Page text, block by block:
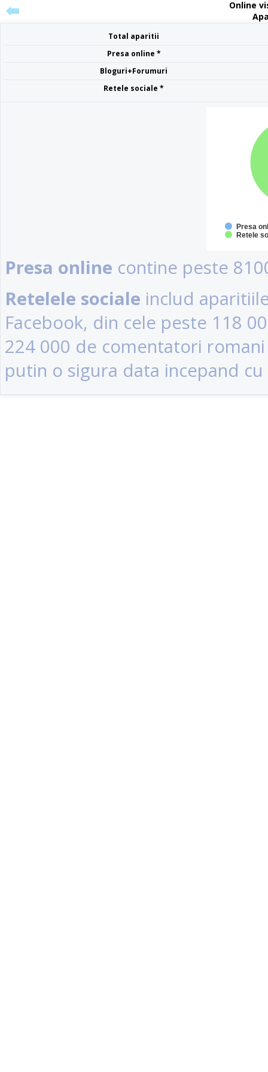
Online
Total aparitii
Presa online *
Bloguri+Forumuri
Retele sociale *
Presa
Retele
Presa online contine peste
Retelele sociale includ
Facebook, din cele peste 118
224 000 de comentatori
putin o sigura data incepand